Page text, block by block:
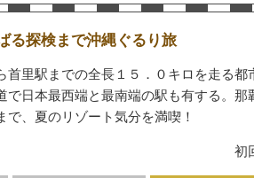
る探検まで沖縄ぐるり旅
首里駅までの全長１５．０キロを走る
で日本最西端と最南端の駅も有する。
で、夏のリゾート気分を満喫！
初